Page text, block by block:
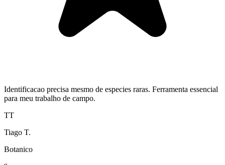
Identificacao precisa mesmo de especies raras. Ferramenta essencial
para meu trabalho de campo.
TT
Tiago T.
Botanico